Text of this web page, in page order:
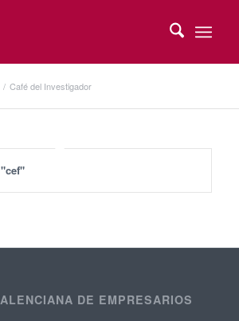
/ Café del Investigador
DE EMPRESARIOS